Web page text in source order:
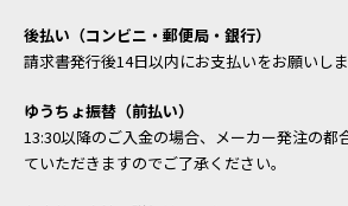
後払い（コンビニ・郵便局・銀行）
請求書発行後14日以内にお支払いをお願いしま
ゆうちょ振替（前払い）
13:30以降のご入金の場合、メーカー発注の都
ていただきますのでご了承ください。